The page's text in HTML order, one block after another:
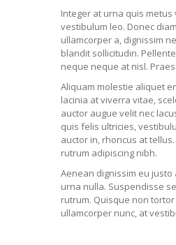
Integer at urna quis
vestibulum leo. Donec
ullamcorper a, dignissim
blandit sollicitudin.
neque neque at nisl.
Aliquam molestie aliquet
lacinia at viverra vitae,
auctor augue velit nec
quis felis ultricies,
auctor in, rhoncus at
rutrum adipiscing nibh.
Aenean dignissim eu justo
urna nulla. Suspendisse
rutrum. Quisque non
ullamcorper nunc, at